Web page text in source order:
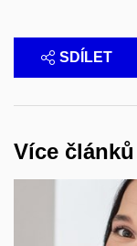
SDÍLET
Více článků